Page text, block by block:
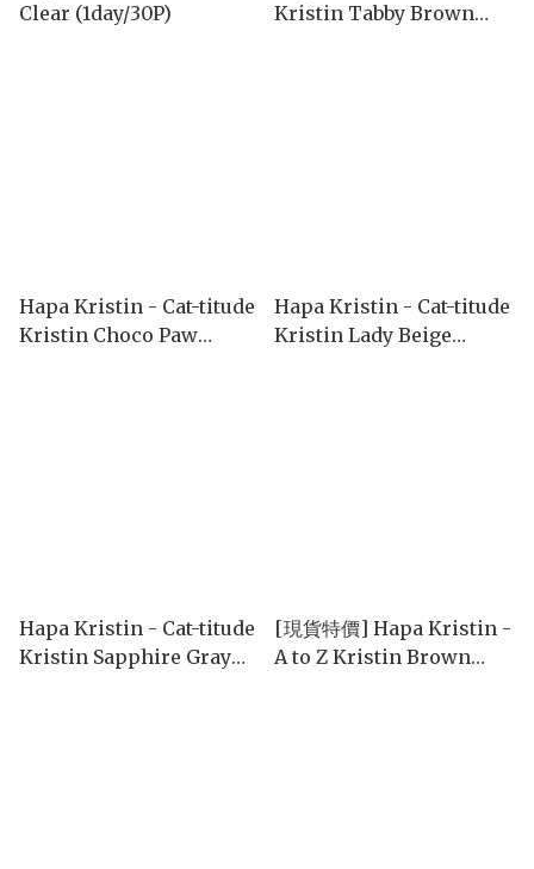
Clear (1day/30P)
Kristin Tabby Brown
Hapa Kristin - Cat-titude
Kristin Choco Paw
Hapa Kristin - Cat-titude
Kristin Lady Beige
Hapa Kristin - Cat-titude
Kristin Sapphire Gray
[現貨特價] Hapa Kristin -
A to Z Kristin Brown